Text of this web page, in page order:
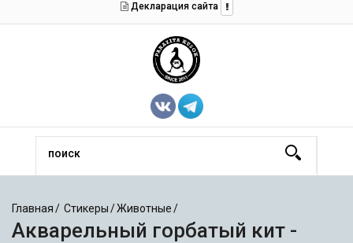
Декларация сайта
Главная Стикеры Животные
Акварельный горбатый кит -